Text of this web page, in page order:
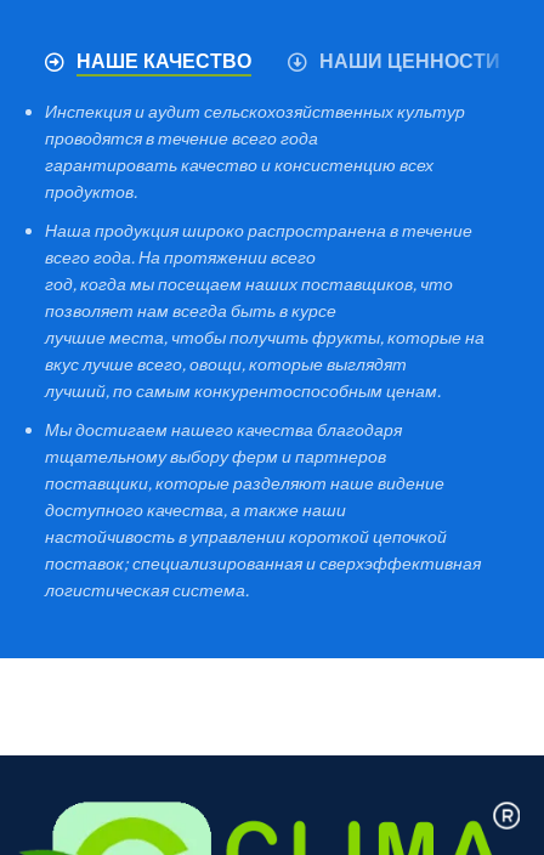
НАШЕ КАЧЕСТВО НАШИ ЦЕННОСТИ
Инспекция и аудит сельскохозяйственных культур
проводятся в течение всего года
гарантировать качество и консистенцию всех
продуктов.
Наша продукция широко распространена в течение
всего года. На протяжении всего
год, когда мы посещаем наших поставщиков, что
позволяет нам всегда быть в курсе
лучшие места, чтобы получить фрукты, которые на
вкус лучше всего, овощи, которые выглядят
лучший, по самым конкурентоспособным ценам.
Мы достигаем нашего качества благодаря
тщательному выбору ферм и партнеров
поставщики, которые разделяют наше видение
доступного качества, а также наши
настойчивость в управлении короткой цепочкой
поставок; специализированная и сверхэффективная
логистическая система.